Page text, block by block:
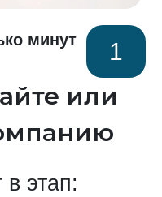
минут 1
или
в этап: